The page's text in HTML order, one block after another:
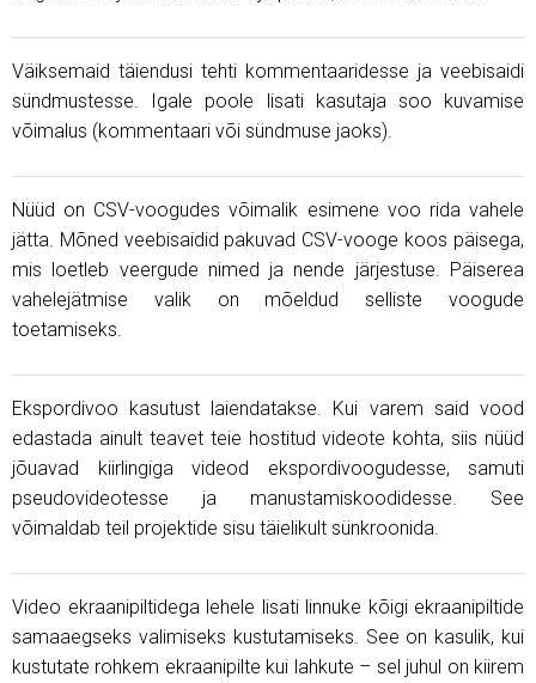
Väiksemaid täiendusi tehti kommentaaridesse ja veebisaidi
sündmustesse. Igale poole lisati kasutaja soo kuvamise
võimalus (kommentaari või sündmuse jaoks).
Nüüd on CSV-voogudes võimalik esimene voo rida vahele
jätta. Mõned veebisaidid pakuvad CSV-vooge koos päisega,
mis loetleb veergude nimed ja nende järjestuse. Päiserea
vahelejätmise valik on mõeldud selliste voogude
toetamiseks.
Ekspordivoo kasutust laiendatakse. Kui varem said vood
edastada ainult teavet teie hostitud videote kohta, siis nüüd
jõuavad kiirlingiga videod ekspordivoogudesse, samuti
pseudovideotesse ja manustamiskoodidesse. See
võimaldab teil projektide sisu täielikult sünkroonida.
Video ekraanipiltidega lehele lisati linnuke kõigi ekraanipiltide
samaaegseks valimiseks kustutamiseks. See on kasulik, kui
kustutate rohkem ekraanipilte kui lahkute – sel juhul on kiirem